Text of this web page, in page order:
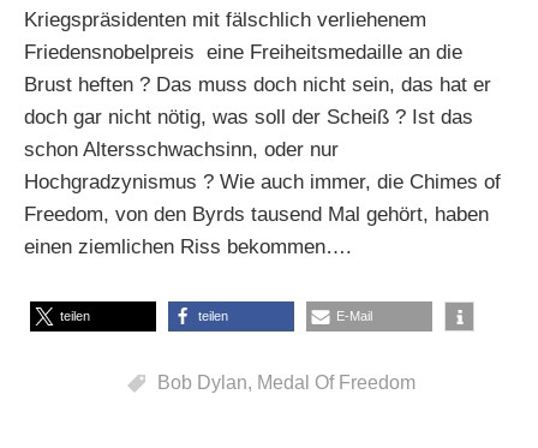
Kriegspräsidenten mit fälschlich verliehenem
Friedensnobelpreis eine Freiheitsmedaille an die
Brust heften ? Das muss doch nicht sein, das hat er
doch gar nicht nötig, was soll der Scheiß ? Ist das
schon Altersschwachsinn, oder nur
Hochgradzynismus ? Wie auch immer, die Chimes of
Freedom, von den Byrds tausend Mal gehört, haben
einen ziemlichen Riss bekommen….
teilen teilen E-Mail
Bob Dylan, Medal Of Freedom